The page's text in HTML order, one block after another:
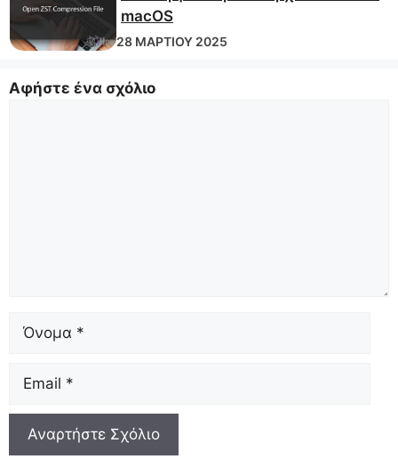
macOS
28 ΜΑΡΤΊΟΥ 2025
Αφήστε ένα σχόλιο
Ονομα
ΗΛΕΚΤΡΟΝΙΚΗ
ΔΙΕΥΘΥΝΣΗ